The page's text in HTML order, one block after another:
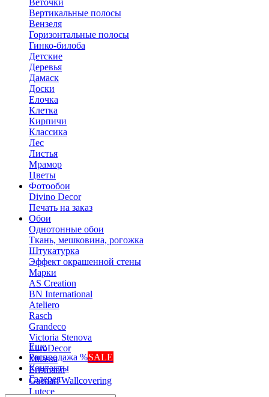
Веточки
Вертикальные полосы
Вензеля
Горизонтальные полосы
Гинко-билоба
Детские
Деревья
Дамаск
Доски
Елочка
Клетка
Кирпичи
Классика
Лес
Листья
Мрамор
Цветы
Фотообои
Divino Decor
Печать на заказ
Обои
Однотонные обои
Ткань, мешковина, рогожка
Штукатурка
Эффект окрашенной стены
Марки
AS Creation
BN International
Ateliero
Rasch
Grandeco
Victoria Stenova
EuroDecor
Milassa
Erismann
Gaenari Wallcovering
Lutece
Еще
Распродажа %SALE
Контакты
Галерея